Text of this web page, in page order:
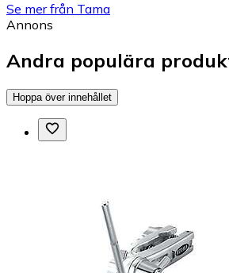
Se mer från Tama
Annons
Andra populära
Hoppa över innehållet